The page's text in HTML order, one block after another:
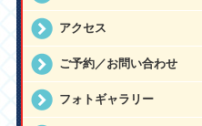
アクセス
ご予約／お問い合わせ
フォトギャラリー